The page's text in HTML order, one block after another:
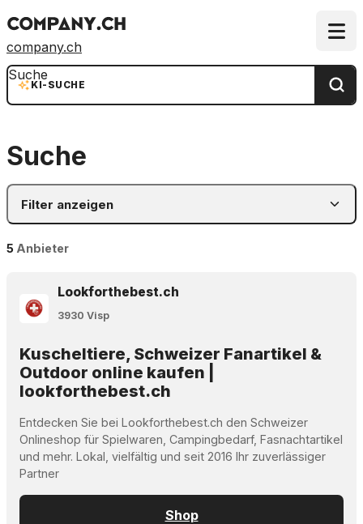
company.ch
KI-SUCHE
Suche
Suche
Filter anzeigen
5 Anbieter
Lookforthebest.ch
3930 Visp
Kuscheltiere, Schweizer Fanartikel &
Outdoor online kaufen |
lookforthebest.ch
Entdecken Sie bei Lookforthebest.ch den Schweizer
Onlineshop für Spielwaren, Campingbedarf, Fasnachtartikel
und mehr. Lokal, vielfältig und seit 2016 Ihr zuverlässiger
Partner
Shop